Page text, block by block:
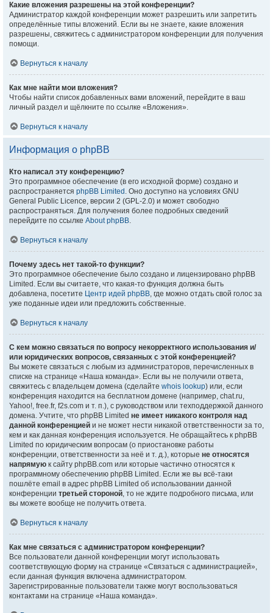
Какие вложения разрешены на этой конференции?
Администратор каждой конференции может разрешить или запретить
определённые типы вложений. Если вы не знаете, какие вложения
разрешены, свяжитесь с администратором конференции для получения
помощи.
Вернуться к началу
Как мне найти мои вложения?
Чтобы найти список добавленных вами вложений, перейдите в ваш
личный раздел и щёлкните по ссылке «Вложения».
Вернуться к началу
Информация о phpBB
Кто написал эту конференцию?
Это программное обеспечение (в его исходной форме) создано и
распространяется phpBB Limited . Оно доступно на условиях GNU
General Public Licence, версии 2 (GPL-2.0) и может свободно
распространяться. Для получения более подробных сведений
перейдите по ссылке About phpBB.
Вернуться к началу
Почему здесь нет такой-то функции?
Это программное обеспечение было создано и лицензировано phpBB
Limited. Если вы считаете, что какая-то функция должна быть
добавлена, посетите Центр идей phpBB, где можно отдать свой голос за
уже поданные идеи или предложить собственные.
Вернуться к началу
С кем можно связаться по вопросу некорректного использования и/
или юридических вопросов, связанных с этой конференцией?
Вы можете связаться с любым из администраторов, перечисленных в
списке на странице «Наша команда». Если вы не получили ответа,
свяжитесь с владельцем домена (сделайте whois lookup) или, если
конференция находится на бесплатном домене (например, chat.ru,
Yahoo!, free.fr, f2s.com и т. п.), с руководством или техподдержкой данного
домена. Учтите, что phpBB Limited не имеет никакого контроля над
данной конференцией и не может нести никакой ответственности за то,
кем и как данная конференция используется. Не обращайтесь к phpBB
Limited по юридическим вопросам (о приостановке работы
конференции, ответственности за неё и т. д.), которые не относятся
напрямую к сайту phpBB.com или которые частично относятся к
программному обеспечению phpBB Limited. Если же вы всё-таки
пошлёте email в адрес phpBB Limited об использовании данной
конференции третьей стороной, то не ждите подробного письма, или
вы можете вообще не получить ответа.
Вернуться к началу
Как мне связаться с администратором конференции?
Все пользователи данной конференции могут использовать
соответствующую форму на странице «Связаться с администрацией»,
если данная функция включена администратором.
Зарегистрированные пользователи также могут воспользоваться
контактами на странице «Наша команда».